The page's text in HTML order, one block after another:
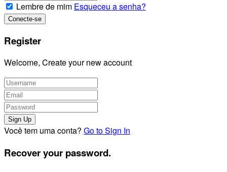
Lembre de mim Esqueceu a senha?
Register
Welcome, Create your new account
Você tem uma conta? Go to Sign In
Recover your password.